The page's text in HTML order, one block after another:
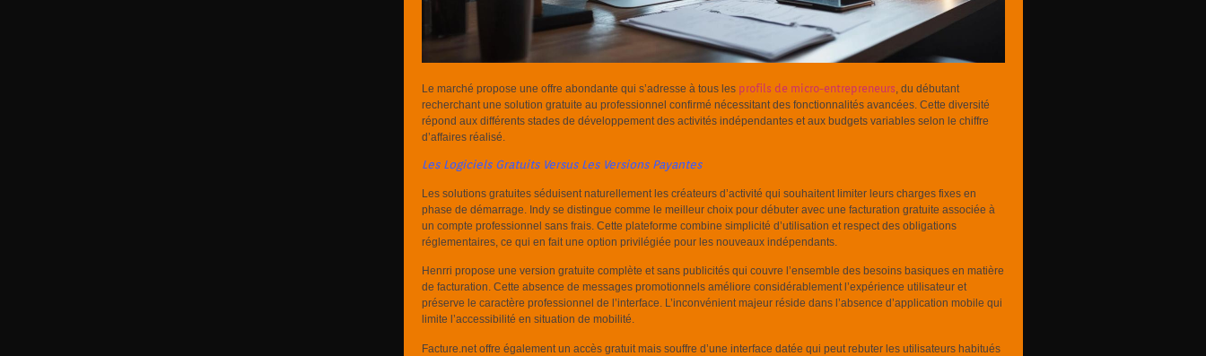
Le marché propose une offre abondante qui s’adresse à tous les profils de micro-entrepreneurs , du débutant
recherchant une solution gratuite au professionnel confirmé nécessitant des fonctionnalités avancées. Cette diversité
répond aux différents stades de développement des activités indépendantes et aux budgets variables selon le chiffre
d’affaires réalisé.
Les Logiciels Gratuits Versus Les Versions Payantes
Les solutions gratuites séduisent naturellement les créateurs d’activité qui souhaitent limiter leurs charges fixes en
phase de démarrage. Indy se distingue comme le meilleur choix pour débuter avec une facturation gratuite associée à
un compte professionnel sans frais. Cette plateforme combine simplicité d’utilisation et respect des obligations
réglementaires, ce qui en fait une option privilégiée pour les nouveaux indépendants.
Henrri propose une version gratuite complète et sans publicités qui couvre l’ensemble des besoins basiques en matière
de facturation. Cette absence de messages promotionnels améliore considérablement l’expérience utilisateur et
préserve le caractère professionnel de l’interface. L’inconvénient majeur réside dans l’absence d’application mobile qui
limite l’accessibilité en situation de mobilité.
Facture.net offre également un accès gratuit mais souffre d’une interface datée qui peut rebuter les utilisateurs habitués